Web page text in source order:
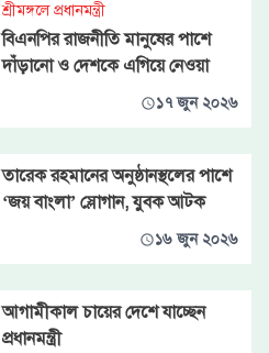
শ্রীমঙ্গলে প্রধানমন্ত্রী
বিএনপির রাজনীতি মানুষের পাশে
দাঁড়ানো ও দেশকে এগিয়ে নেওয়া
১৭ জুন ২০২৬
তারেক রহমানের অনুষ্ঠানস্থলের পাশে
‘জয় বাংলা’ স্লোগান, যুবক আটক
১৬ জুন ২০২৬
আগামীকাল চায়ের দেশে যাচ্ছেন
প্রধানমন্ত্রী